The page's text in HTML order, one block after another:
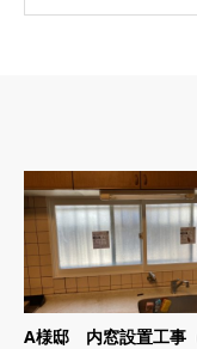
A様邸 内窓設置工事